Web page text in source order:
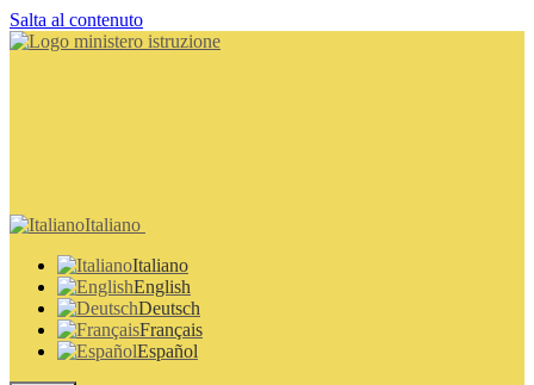
Salta al contenuto
Italiano
Italiano
English
Deutsch
Français
Español